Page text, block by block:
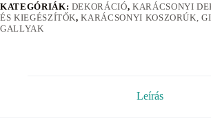
KATEGÓRIÁK: DEKORÁCIÓ, KARÁCSONYI
ÉS KIEGÉSZÍTŐK,KARÁCSONYI KOSZORÚK,
GALLYAK
Leírás